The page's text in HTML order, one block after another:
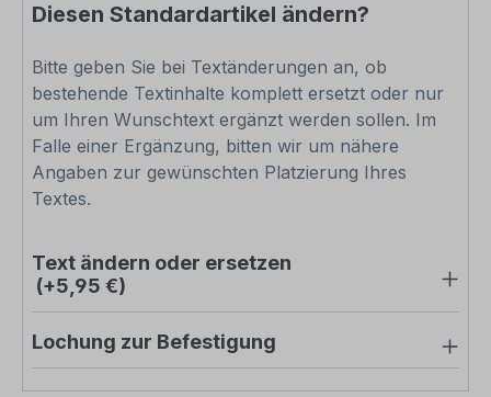
Diesen Standardartikel ändern?
Bitte geben Sie bei Textänderungen an, ob
bestehende Textinhalte komplett ersetzt oder nur
um Ihren Wunschtext ergänzt werden sollen. Im
Falle einer Ergänzung, bitten wir um nähere
Angaben zur gewünschten Platzierung Ihres
Textes.
Text ändern oder ersetzen
(+5,95 €)
Lochung zur Befestigung